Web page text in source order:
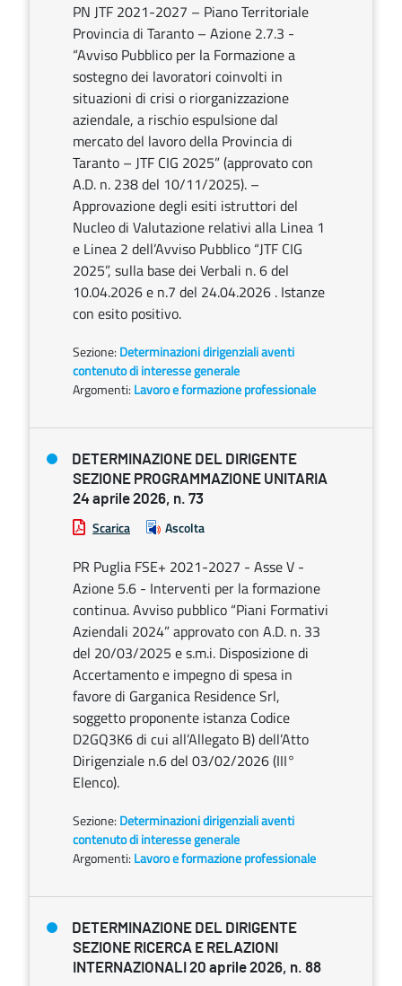
PN JTF 2021-2027 – Piano Territoriale
Provincia di Taranto – Azione 2.7.3 -
“Avviso Pubblico per la Formazione a
sostegno dei lavoratori coinvolti in
situazioni di crisi o riorganizzazione
aziendale, a rischio espulsione dal
mercato del lavoro della Provincia di
Taranto – JTF CIG 2025” (approvato con
A.D. n. 238 del 10/11/2025). –
Approvazione degli esiti istruttori del
Nucleo di Valutazione relativi alla Linea 1
e Linea 2 dell’Avviso Pubblico “JTF CIG
2025”, sulla base dei Verbali n. 6 del
10.04.2026 e n.7 del 24.04.2026 . Istanze
con esito positivo.
Sezione: Determinazioni dirigenziali aventi
contenuto di interesse generale
Argomenti: Lavoro e formazione professionale
DETERMINAZIONE DEL DIRIGENTE
SEZIONE PROGRAMMAZIONE UNITARIA
24 aprile 2026, n. 73
Scarica Ascolta
PR Puglia FSE+ 2021-2027 - Asse V -
Azione 5.6 - Interventi per la formazione
continua. Avviso pubblico “Piani Formativi
Aziendali 2024” approvato con A.D. n. 33
del 20/03/2025 e s.m.i. Disposizione di
Accertamento e impegno di spesa in
favore di Garganica Residence Srl,
soggetto proponente istanza Codice
D2GQ3K6 di cui all’Allegato B) dell’Atto
Dirigenziale n.6 del 03/02/2026 (III°
Elenco).
Sezione: Determinazioni dirigenziali aventi
contenuto di interesse generale
Argomenti: Lavoro e formazione professionale
DETERMINAZIONE DEL DIRIGENTE
SEZIONE RICERCA E RELAZIONI
INTERNAZIONALI 20 aprile 2026, n. 88